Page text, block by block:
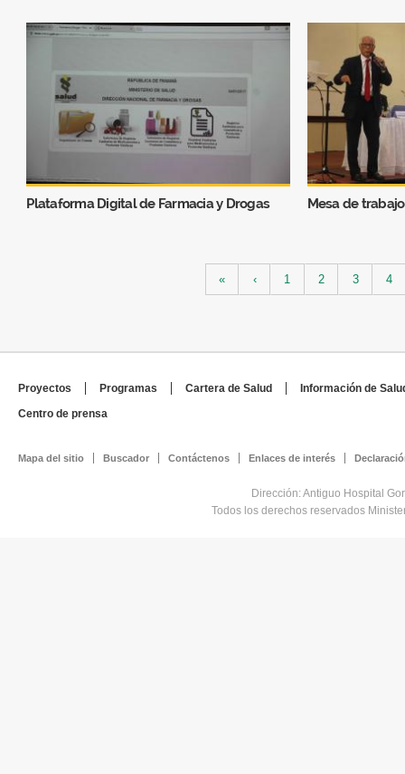
Plataforma Digital de Farmacia y Drogas Mesa de
« ‹ 1 2 3 4
Proyectos Programas Cartera de Salud
Información de
Centro de prensa
Mapa del sitio Buscador Contáctenos Enlaces de interés
Dirección: Antiguo Hospital
Todos los derechos reservados